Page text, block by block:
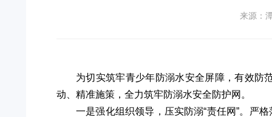
来源：
为切实筑牢青少年防溺水安全屏障，有效防
动、精准施策，全力筑牢防溺水安全防护网。
一是强化组织领导，压实防溺“责任网”。严